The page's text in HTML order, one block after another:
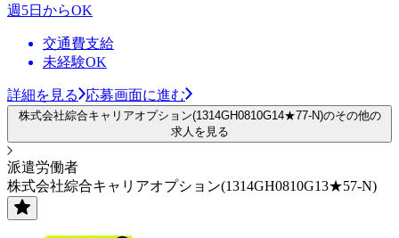
週5日からOK
交通費支給
未経験OK
詳細を見る 応募画面に進む
株式会社綜合キャリアオプション(1314GH0810G14★77-N)のその他の
求人を見る
派遣労働者
株式会社綜合キャリアオプション(1314GH0810G13★57-N)